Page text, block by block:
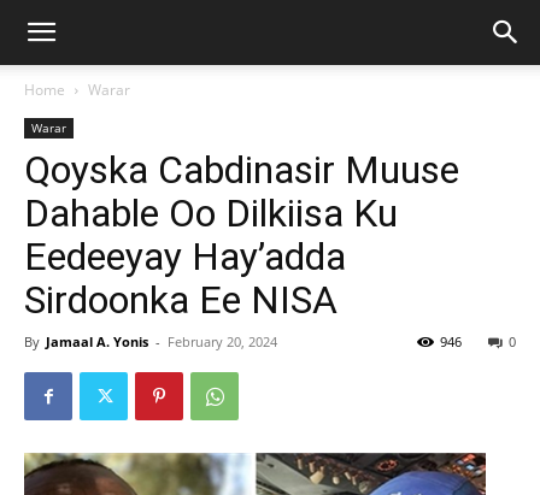
Home Warar
Warar
Qoyska Cabdinasir Muuse
Dahable Oo Dilkiisa Ku
Eedeeyay Hay’adda
Sirdoonka Ee NISA
By Jamaal A. Yonis - February 20, 2024 0
946